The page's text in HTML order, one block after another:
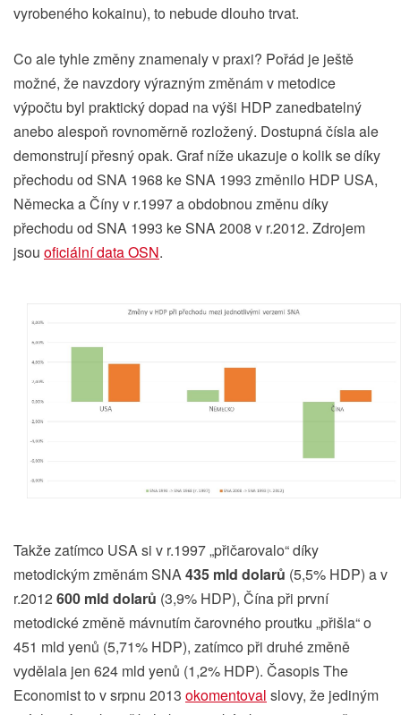
vyrobeného kokainu), to nebude dlouho trvat.
Co ale tyhle změny znamenaly v praxi? Pořád je ještě
možné, že navzdory výrazným změnám v metodice
výpočtu byl praktický dopad na výši HDP zanedbatelný
anebo alespoň rovnoměrně rozložený. Dostupná čísla ale
demonstrují přesný opak. Graf níže ukazuje o kolik se díky
přechodu od SNA 1968 ke SNA 1993 změnilo HDP USA,
Německa a Číny v r.1997 a obdobnou změnu díky
přechodu od SNA 1993 ke SNA 2008 v r.2012. Zdrojem
jsou oficiální data OSN.
Takže zatímco USA si v r.1997 „přičarovalo“ díky
metodickým změnám SNA435 mld dolarů (5,5% HDP) a v
r.2012 600 mld dolarů (3,9% HDP), Čína při první
metodické změně mávnutím čarovného proutku „přišla“ o
451 mld yenů (5,71% HDP), zatímco při druhé změně
vydělala jen 624 mld yenů (1,2% HDP). Časopis The
Economist to v srpnu 2013 okomentoval slovy, že jediným